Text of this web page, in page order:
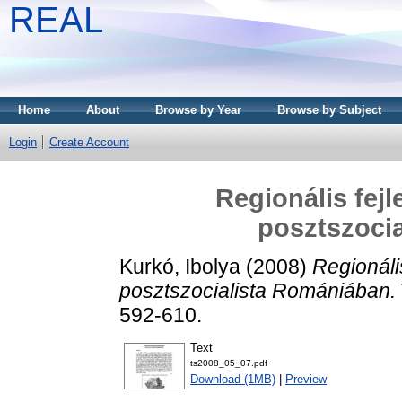
REAL
Home About Browse by Year Browse by Subject
Login Create Account
Regionális
Kurkó, Ibolya (2008)
posztszocialista Romániában.
592-610.
Text
ts2008_05_07.pdf
Download (1MB) Preview